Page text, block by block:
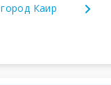
Каир